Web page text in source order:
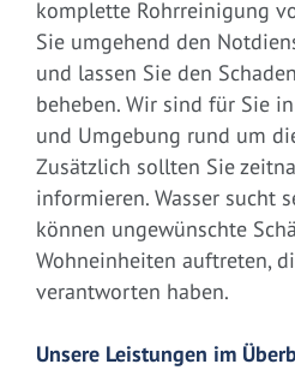
komplette Rohrreinigung
Sie umgehend den
und lassen Sie den
beheben. Wir sind für Sie
und Umgebung rund um
Zusätzlich sollten Sie
informieren. Wasser sucht
können ungewünschte
Wohneinheiten auftreten,
verantworten haben.
Unsere Leistungen im